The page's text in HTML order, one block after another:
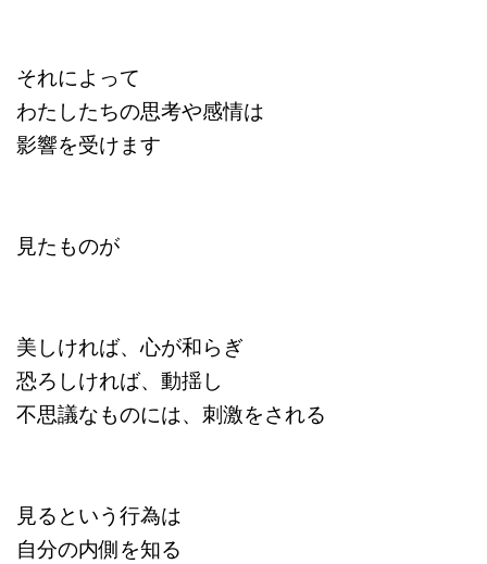
それによって
わたしたちの思考や感情は
影響を受けます
見たものが
美しければ、心が和らぎ
恐ろしければ、動揺し
不思議なものには、刺激をされる
見るという行為は
自分の内側を知る